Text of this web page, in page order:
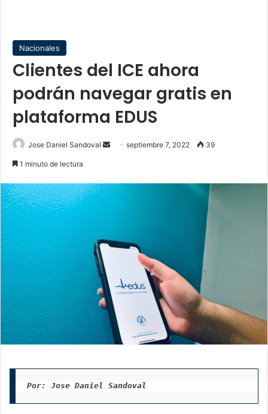
Nacionales
Clientes del ICE ahora
podrán navegar gratis en
plataforma EDUS
Jose Daniel Sandoval
Sendseptiembre 7, 2022 39
1 minuto de lectura
Por: Jose Daniel Sandoval